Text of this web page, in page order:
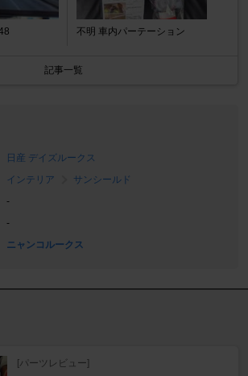
不明 車内パーテーション
記事一覧
日産 デイズルークス
インテリア
サンシールド
-
-
ニャンコルークス
[パーツレビュー]